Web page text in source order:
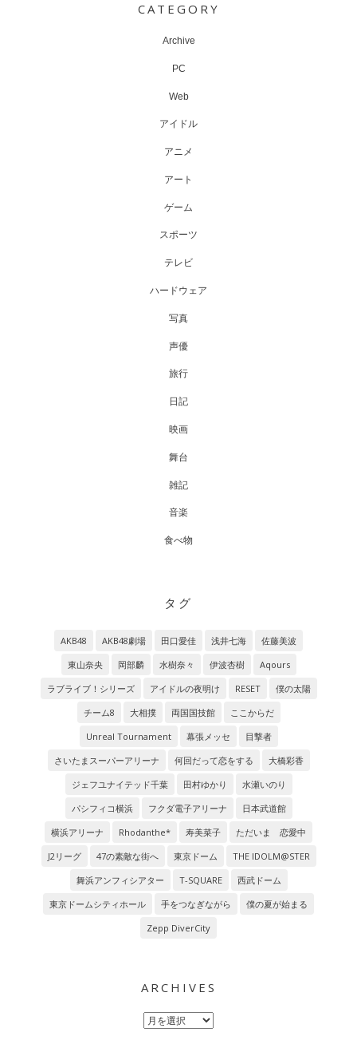
CATEGORY
Archive
PC
Web
アイドル
アニメ
アート
ゲーム
スポーツ
テレビ
ハードウェア
写真
声優
旅行
日記
映画
舞台
雑記
音楽
食べ物
タグ
AKB48 AKB48劇場 田口愛佳 浅井七海
佐藤美波
東山奈央
岡部麟 水樹奈々 伊波杏樹
Aqours
ラブライブ！シリーズ
アイドルの夜明け RESET
僕の太陽
チーム8
大相撲 両国国技館
ここからだ
Unreal Tournament
幕張メッセ
目撃者
さいたまスーパーアリーナ
何回だって恋をする
大橋彩香
ジェフユナイテッド千葉
田村ゆかり
水瀬いのり
パシフィコ横浜
フクダ電子アリーナ
日本武道館
横浜アリーナ
Rhodanthe* 寿美菜子
ただいま 恋愛中
J2リーグ
47の素敵な街へ 東京ドーム
THE IDOLM@STER
舞浜アンフィシアター
T-SQUARE
西武ドーム
東京ドームシティホール
手をつなぎながら
僕の夏が始まる
Zepp DiverCity
ARCHIVES
Archives